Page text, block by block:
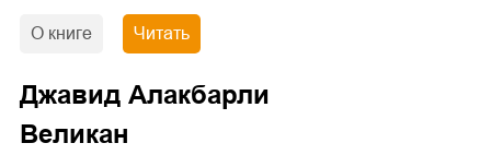
О книге Читать
Джавид Алакбарли
Великан